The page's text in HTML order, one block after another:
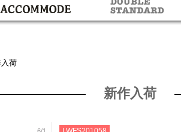
荷
新作入荷